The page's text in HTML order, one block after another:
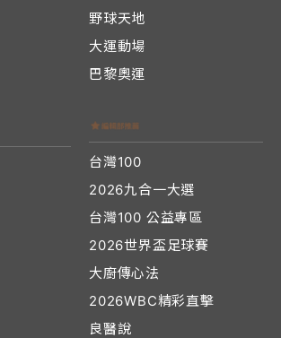
野球天地
大運動場
巴黎奧運
台灣100
2026九合一大選
台灣100 公益專區
2026世界盃足球賽
大廚傳心法
2026WBC精彩直擊
良醫說